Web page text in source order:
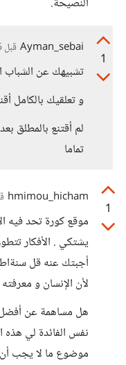
1
Ayman_sebai قبل 6 سنوات
تشبيهك عن الشباب
و تعلقيك بالكامل
لم أقتنع بالمطلق
تماما
1
hmimou_hicham
موقع كورة تحد فيه
يشتكي . الأفكار
لأن الإنسان و
نفس الفائدة لي هذه
موضوع ما لا يجب